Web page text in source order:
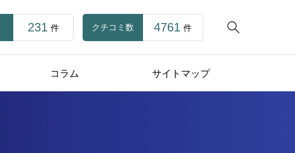

231 件 クチコミ数 4761 件
コラム サイトマップ